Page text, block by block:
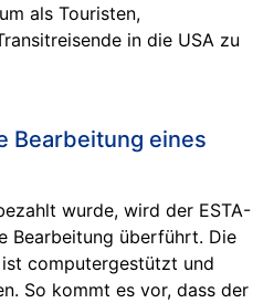
als Touristen,
in die USA zu
Bearbeitung eines
wurde, wird der ESTA-
Bearbeitung überführt. Die
computergestützt und
So kommt es vor, dass der